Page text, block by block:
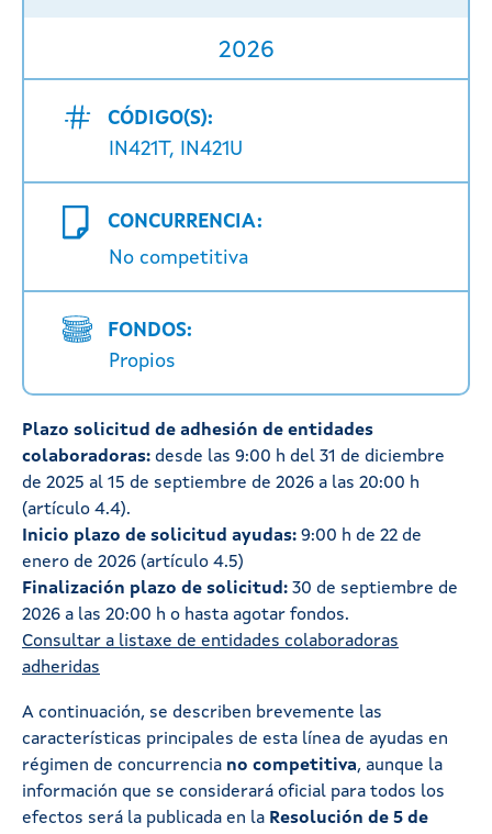
2026
CÓDIGO(S):
IN421T, IN421U
CONCURRENCIA:
No competitiva
FONDOS:
Propios
Plazo solicitud de adhesión de entidades
colaboradoras: desde las 9:00 h del 31 de diciembre
de 2025 al 15 de septiembre de 2026 a las 20:00 h
(artículo 4.4).
Inicio plazo de solicitud ayudas: 9:00 h de 22 de
enero de 2026 (artículo 4.5)
Finalización plazo de solicitud: 30 de septiembre de
2026 a las 20:00 h o hasta agotar fondos.
Consultar a listaxe de entidades colaboradoras
adheridas
A continuación, se describen brevemente las
características principales de esta línea de ayudas en
régimen de concurrencia no competitiva, aunque la
información que se considerará oficial para todos los
efectos será la publicada en la Resolución de 5 de